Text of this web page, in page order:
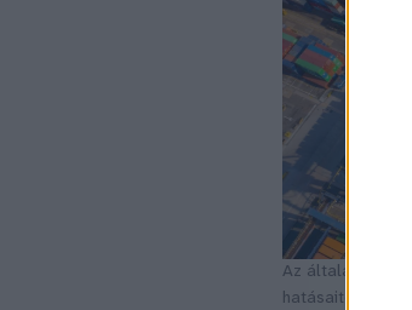
Az általad
hatásaitól.